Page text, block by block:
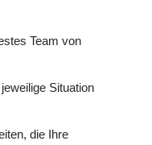
Team von
Situation
die Ihre